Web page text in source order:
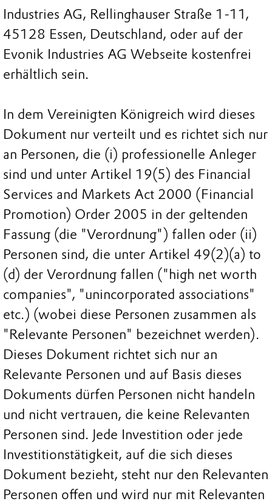
Industries AG, Rellinghauser Straße 1-11,
45128 Essen, Deutschland, oder auf der
Evonik Industries AG Webseite kostenfrei
erhältlich sein.
In dem Vereinigten Königreich wird dieses
Dokument nur verteilt und es richtet sich nur
an Personen, die (i) professionelle Anleger
sind und unter Artikel 19(5) des Financial
Services and Markets Act 2000 (Financial
Promotion) Order 2005 in der geltenden
Fassung (die "Verordnung") fallen oder (ii)
Personen sind, die unter Artikel 49(2)(a) to
(d) der Verordnung fallen ("high net worth
companies", "unincorporated associations"
etc.) (wobei diese Personen zusammen als
"Relevante Personen" bezeichnet werden).
Dieses Dokument richtet sich nur an
Relevante Personen und auf Basis dieses
Dokuments dürfen Personen nicht handeln
und nicht vertrauen, die keine Relevanten
Personen sind. Jede Investition oder jede
Investitionstätigkeit, auf die sich dieses
Dokument bezieht, steht nur den Relevanten
Personen offen und wird nur mit Relevanten